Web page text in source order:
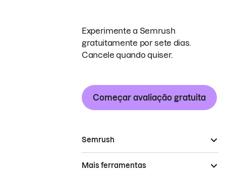
Experimente a Semrush
gratuitamente por sete dias.
Cancele quando quiser.
Começar avaliação gratuita
Semrush
Mais ferramentas